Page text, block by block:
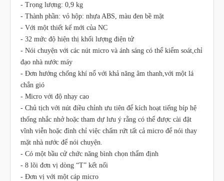
- Trọng lượng: 0,9 kg
- Thành phần: vỏ hộp: nhựa ABS, màu đen bề mặt
- Với một thiết kế mới của NC
- 32 mức độ hiện thị khối lượng điện tử
- Nói chuyện với các nút micro và ánh sáng có thể kiểm soát,chỉ
đạo nhà nước máy
- Đơn hướng chống khí nổ với khả năng âm thanh,với một lá
chắn gió
- Micro với độ nhạy cao
- Chủ tịch với nút điều chỉnh ưu tiên để kích hoạt tiếng bíp hệ
thống nhắc nhở hoặc tham dự lưu ý rằng có thể được cài đặt
vĩnh viễn hoặc đình chỉ việc chấm rứt tất cả micro để nói thay
mặt nhà nước để nói chuyện.
- Có một bầu cử chức năng bình chọn thẩm định
- 8 lõi đơn vị dòng “T” kết nối
- Đơn vị với một cáp micro